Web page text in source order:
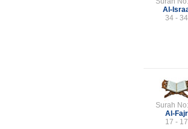
Al-
34 - 34
Surah
Al-Fajr
17 - 17